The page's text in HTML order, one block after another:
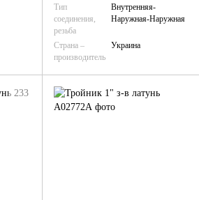
Тип
соединения,
резьба
Внутренняя-
Наружная-Наружная
Страна –
производитель
Украина